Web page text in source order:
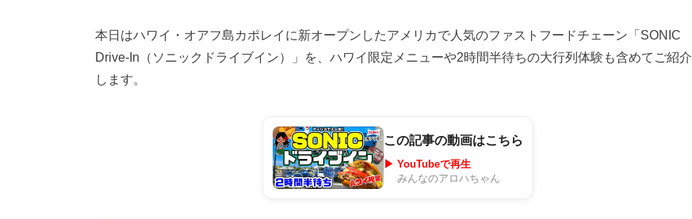
本日はハワイ・オアフ島カポレイに新オープンしたアメリカで人気のファストフードチェーン「SONIC
Drive-In（ソニックドライブイン）」を、ハワイ限定メニューや2時間半待ちの大行列体験も含めてご紹介
します。
この記事の動画はこちら
▶ YouTubeで再生
みんなのアロハちゃん